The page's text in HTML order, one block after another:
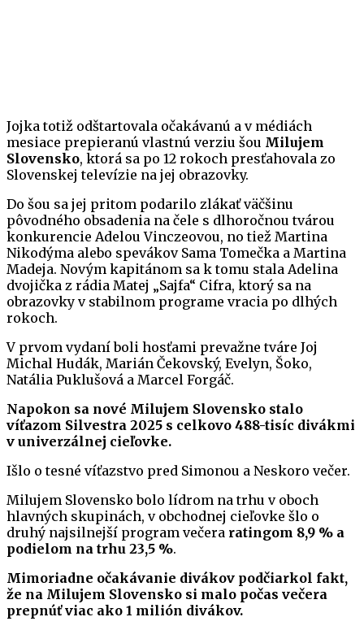
Jojka totiž odštartovala očakávanú a v médiách
mesiace prepieranú vlastnú verziu šou Milujem
Slovensko, ktorá sa po 12 rokoch presťahovala zo
Slovenskej televízie na jej obrazovky.
Do šou sa jej pritom podarilo zlákať väčšinu
pôvodného obsadenia na čele s dlhoročnou tvárou
konkurencie Adelou Vinczeovou, no tiež Martina
Nikodýma alebo spevákov Sama Tomečka a Martina
Madeja. Novým kapitánom sa k tomu stala Adelina
dvojička z rádia Matej „Sajfa“ Cifra, ktorý sa na
obrazovky v stabilnom programe vracia po dlhých
rokoch.
V prvom vydaní boli hosťami prevažne tváre Joj
Michal Hudák, Marián Čekovský, Evelyn, Šoko,
Natália Puklušová a Marcel Forgáč.
Napokon sa nové Milujem Slovensko stalo
víťazom Silvestra 2025 s celkovo 488-tisíc divákmi
v univerzálnej cieľovke.
Išlo o tesné víťazstvo pred Simonou a Neskoro večer.
Milujem Slovensko bolo lídrom na trhu v oboch
hlavných skupinách, v obchodnej cieľovke šlo o
druhý najsilnejší program večera ratingom 8,9 % a
podielom na trhu 23,5 %.
Mimoriadne očakávanie divákov podčiarkol fakt,
že na Milujem Slovensko si malo počas večera
prepnúť viac ako 1 milión divákov.